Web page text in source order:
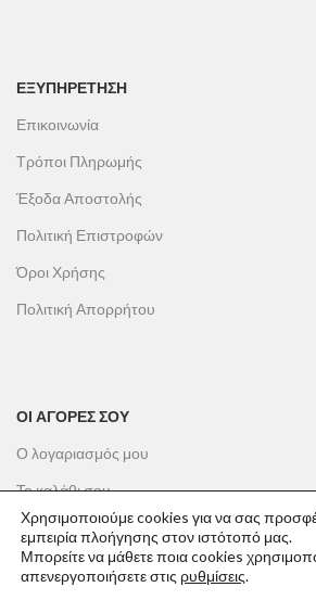
ΕΞΥΠΗΡΕΤΗΣΗ
Επικοινωνία
Τρόποι Πληρωμής
Έξοδα Αποστολής
Πολιτική Επιστροφών
Όροι Χρήσης
Πολιτική Απορρήτου
ΟΙ ΑΓΟΡΕΣ ΣΟΥ
Ο λογαριασμός μου
Το καλάθι σου
Οι παραγγελίες σου
Λίστα επιθυμιών
Χρησιμοποιούμε cookies για να σας
εμπειρία πλοήγησης στον ιστότοπό μας.
Μπορείτε να μάθετε ποια cookies
απενεργοποιήσετε στις ρυθμίσεις.